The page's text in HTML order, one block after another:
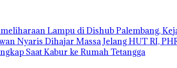
Lampu di Dishub Palembang,
Nyaris Dihajar MassaJelang HUT RI,
Saat Kabur ke Rumah Tetangga